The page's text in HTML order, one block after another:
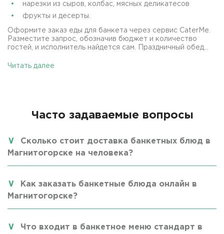
нарезки из сыров, колбас, мясных деликатесов
фрукты и десерты.
Оформите заказ еды для банкета через сервис CaterMe.
Разместите запрос, обозначив бюджет и количество
гостей, и исполнитель найдется сам. Праздничный обед...
Читать далее
Часто задаваемые вопросы
Сколько стоит доставка банкетных блюд в
Магнитогорске на человека?
Как заказать банкетные блюда онлайн в
Магнитогорске?
Что входит в банкетное меню стандарт в